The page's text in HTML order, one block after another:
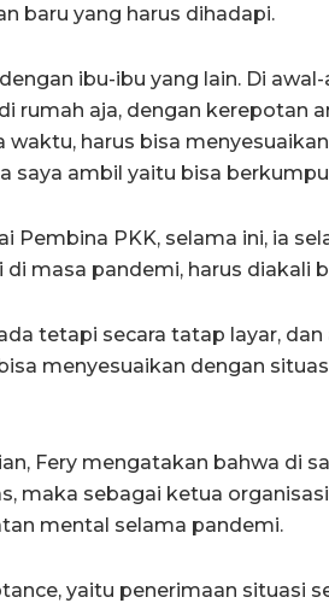
baru yang harus dihadapi.
ibu-ibu yang lain. Di
rumah aja, dengan kerepotan
waktu, harus bisa
saya ambil yaitu bisa
Pembina PKK, selama ini, ia
di masa pandemi, harus diakali
tetapi secara tatap layar,
menyesuaikan dengan
Fery mengatakan bahwa di
maka sebagai ketua
mental selama pandemi.
yaitu penerimaan situasi